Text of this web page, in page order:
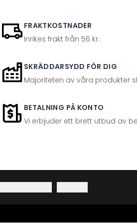
FRAKTKOSTNADER
Inrikes frakt från 56 kr.
SKRÄDDARSYDD FÖR DIG
Majoriteten av våra produkter
BETALNING PÅ KONTO
Vi erbjuder ett brett utbud av
·